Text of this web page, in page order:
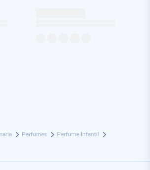
Perfumes Perfume Infantil